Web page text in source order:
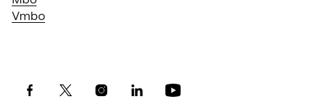
Vmbo